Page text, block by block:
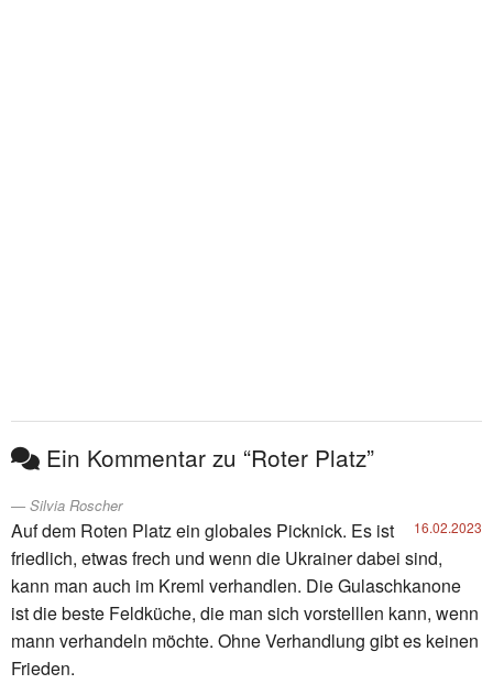
Ein Kommentar zu “Roter Platz”
Silvia Roscher
16.02.2023
Auf dem Roten Platz ein globales Picknick. Es ist
friedlich, etwas frech und wenn die Ukrainer dabei sind,
kann man auch im Kreml verhandlen. Die Gulaschkanone
ist die beste Feldküche, die man sich vorstelllen kann, wenn
mann verhandeln möchte. Ohne Verhandlung gibt es keinen
Frieden.